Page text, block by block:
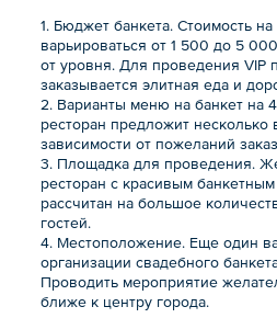
1. Бюджет банкета. Стоимость
варьироваться от 1 500 до 5
от уровня. Для проведения VIP
заказывается элитная еда и
2. Варианты меню на банкет на
ресторан предложит несколько
зависимости от пожеланий
3. Площадка для проведения.
ресторан с красивым
рассчитан на большое
гостей.
4. Местоположение. Еще один
организации свадебного
Проводить мероприятие
ближе к центру города.